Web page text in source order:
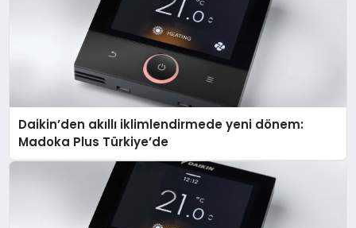
Daikin’den akıllı iklimlendirmede yeni dönem:
Madoka Plus Türkiye’de